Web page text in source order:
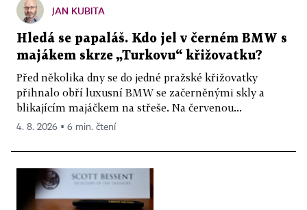
JAN KUBITA
Hledá se papaláš. Kdo jel v černém BMW s
majákem skrze „Turkovu“ křižovatku?
Před několika dny se do jedné pražské křižovatky
přihnalo obří luxusní BMW se začerněnými skly a
blikajícím majáčkem na střeše. Na červenou...
4. 8. 2026 ▪ 6 min. čtení